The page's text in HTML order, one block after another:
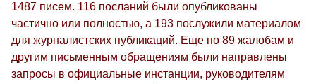
1487 писем. 116 посланий были опубликованы
частично или полностью, а 193 послужили материалом
для журналистских публикаций. Еще по 89 жалобам и
другим письменным обращениям были направлены
запросы в официальные инстанции, руководителям